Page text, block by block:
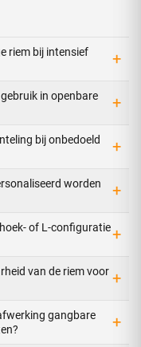
riem bij intensief
+
in openbare
+
bij onbedoeld
+
worden
+
of L-configuratie+
van de riem voor +
gangbare
+